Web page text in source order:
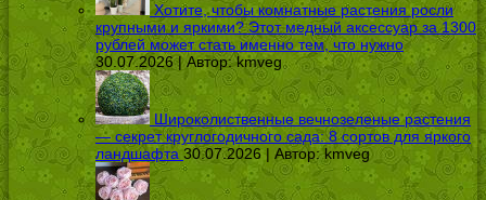
Хотите, чтобы комнатные растения росли
крупными и яркими? Этот медный аксессуар за 1300
рублей может стать именно тем, что нужно
30.07.2026 | Автор:kmveg
Широколиственные вечнозеленые растения
— секрет круглогодичного сада: 8 сортов для яркого
ландшафта 30.07.2026 | Автор:kmveg